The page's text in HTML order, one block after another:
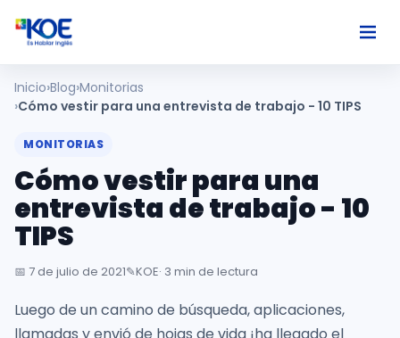
Ingles
Paises
Nosotros
Comunidad
Inicio Blog Monitorias
Cómo vestir para una entrevista de trabajo - 10 TIPS
MONITORIAS
Cómo vestir para una
entrevista de trabajo - 10
TIPS
📅 7 de julio de 2021✎️KOE· 3 min de lectura
Luego de un camino de búsqueda, aplicaciones,